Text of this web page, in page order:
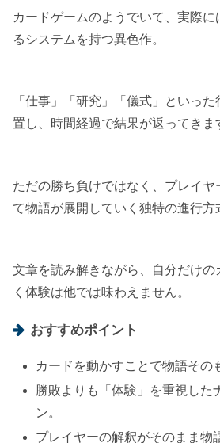
カードゲームのようでいて、実際
るシステムを持つ異色作。
「仕事」「研究」「儀式」といっ
置し、時間経過で結果が返ってきま
ただの勝ち負けではなく、プレイヤ
て物語が展開していく独特の進行方
文章を読み解きながら、自分だけの
く体験は他では味わえません。
おすすめポイント
カードを動かすことで物語その
勝敗よりも「体験」を重視した
ン。
プレイヤーの解釈がそのまま物